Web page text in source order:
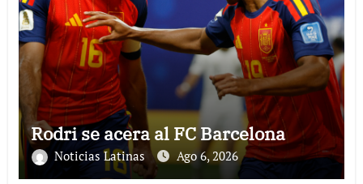
Rodri se acera al FC Barcelona
Noticias Latinas Ago 6, 2026